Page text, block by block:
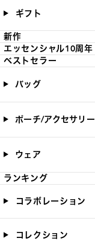
ギフト
新作
エッセンシャル10周年
ベストセラー
バッグ
ポーチ/アクセサリー
ウェア
ランキング
コラボレーション
コレクション